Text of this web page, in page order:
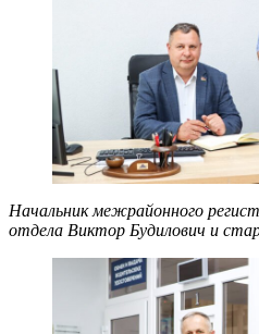
Начальник межрайонного
отдела Виктор Будилович и